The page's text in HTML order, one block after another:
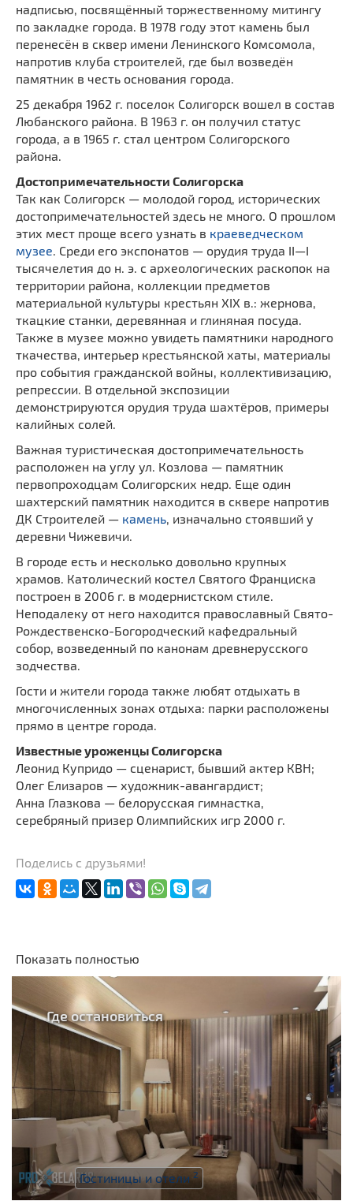
надписью, посвящённый торжественному митингу
по закладке города. В 1978 году этот камень был
перенесён в сквер имени Ленинского Комсомола,
напротив клуба строителей, где был возведён
памятник в честь основания города.
25 декабря 1962 г. поселок Солигорск вошел в состав
Любанского района. В 1963 г. он получил статус
города, а в 1965 г. стал центром Солигорского
района.
Достопримечательности Солигорска
Так как Солигорск — молодой город, исторических
достопримечательностей здесь не много. О прошлом
этих мест проще всего узнать в краеведческом
музее . Среди его экспонатов — орудия труда II—I
тысячелетия до н. э. с археологических раскопок на
территории района, коллекции предметов
материальной культуры крестьян XIX в.: жернова,
ткацкие станки, деревянная и глиняная посуда.
Также в музее можно увидеть памятники народного
ткачества, интерьер крестьянской хаты, материалы
про события гражданской войны, коллективизацию,
репрессии. В отдельной экспозиции
демонстрируются орудия труда шахтёров, примеры
калийных солей.
Важная туристическая достопримечательность
расположен на углу ул. Козлова — памятник
первопроходцам Солигорских недр. Еще один
шахтерский памятник находится в сквере напротив
ДК Строителей — камень , изначально стоявший у
деревни Чижевичи.
В городе есть и несколько довольно крупных
храмов. Католический костел Святого Франциска
построен в 2006 г. в модернистском стиле.
Неподалеку от него находится православный Свято-
Рождественско-Богородческий кафедральный
собор, возведенный по канонам древнерусского
зодчества.
Гости и жители города также любят отдыхать в
многочисленных зонах отдыха: парки расположены
прямо в центре города.
Известные уроженцы Солигорска
Леонид Купридо — сценарист, бывший актер КВН;
Олег Елизаров — художник-авангардист;
Анна Глазкова — белорусская гимнастка,
серебряный призер Олимпийских игр 2000 г.
Поделись с друзьями!
Показать полностью
Где остановиться
Гостиницы и отели2